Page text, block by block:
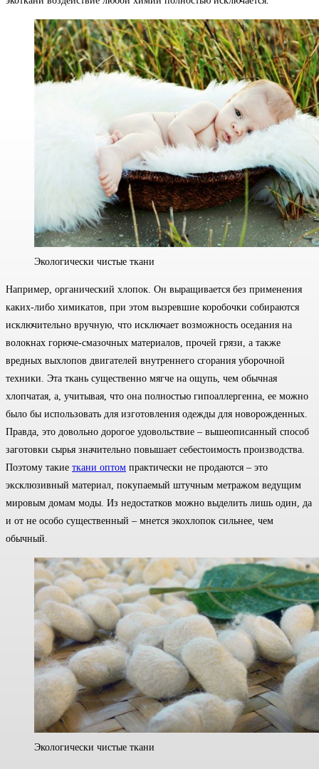
Экологически чистые ткани
Например, органический хлопок. Он выращивается без применения
каких-либо химикатов, при этом вызревшие коробочки собираются
исключительно вручную, что исключает возможность оседания на
волокнах горюче-смазочных материалов, прочей грязи, а также
вредных выхлопов двигателей внутреннего сгорания уборочной
техники. Эта ткань существенно мягче на ощупь, чем обычная
хлопчатая, а, учитывая, что она полностью гипоаллергенна, ее можно
было бы использовать для изготовления одежды для новорожденных.
Правда, это довольно дорогое удовольствие – вышеописанный способ
заготовки сырья значительно повышает себестоимость производства.
Поэтому такие ткани оптом практически не продаются – это
эксклюзивный материал, покупаемый штучным метражом ведущим
мировым домам моды. Из недостатков можно выделить лишь один, да
и от не особо существенный – мнется экохлопок сильнее, чем
обычный.
Экологически чистые ткани